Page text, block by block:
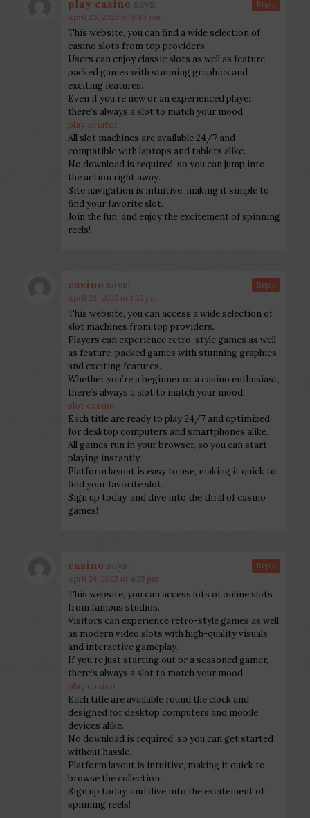
play casino says:
April 23, 2025 at 9:49 am
This website, you can find a wide selection of
casino slots from top providers.
Users can enjoy classic slots as well as feature-
packed games with stunning graphics and
exciting features.
Even if you’re new or an experienced player,
there’s always a slot to match your mood.
play aviator
All slot machines are available 24/7 and
compatible with laptops and tablets alike.
No download is required, so you can jump into
the action right away.
Site navigation is intuitive, making it simple to
find your favorite slot.
Join the fun, and enjoy the excitement of spinning
reels!
Reply
casino says:
April 24, 2025 at 1:25 pm
This website, you can access a wide selection of
slot machines from top providers.
Players can experience retro-style games as well
as feature-packed games with stunning graphics
and exciting features.
Whether you’re a beginner or a casino enthusiast,
there’s always a slot to match your mood.
slot casino
Each title are ready to play 24/7 and optimized
for desktop computers and smartphones alike.
All games run in your browser, so you can start
playing instantly.
Platform layout is easy to use, making it quick to
find your favorite slot.
Sign up today, and dive into the thrill of casino
games!
Reply
casino says:
April 24, 2025 at 4:25 pm
This website, you can access lots of online slots
from famous studios.
Visitors can experience retro-style games as well
as modern video slots with high-quality visuals
and interactive gameplay.
If you’re just starting out or a seasoned gamer,
there’s always a slot to match your mood.
play casino
Each title are available round the clock and
designed for desktop computers and mobile
devices alike.
No download is required, so you can get started
without hassle.
Platform layout is intuitive, making it quick to
browse the collection.
Sign up today, and dive into the excitement of
spinning reels!
Reply